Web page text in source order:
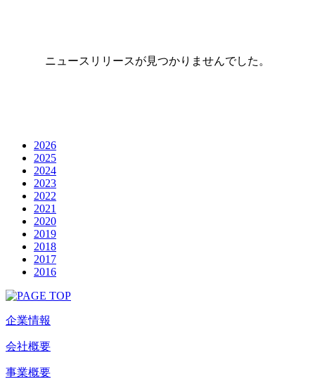
ニュースリリースが見つかりませんでした。
2026
2025
2024
2023
2022
2021
2020
2019
2018
2017
2016
企業情報
会社概要
事業概要